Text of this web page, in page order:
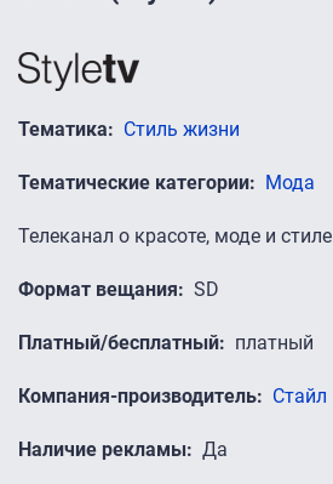
Тематика Стиль жизни
Тематические категории Мода
Телеканал о красоте, моде и
Формат вещания SD
Платный/бесплатный платный
Компания-производитель Стайл
Наличие рекламы Да